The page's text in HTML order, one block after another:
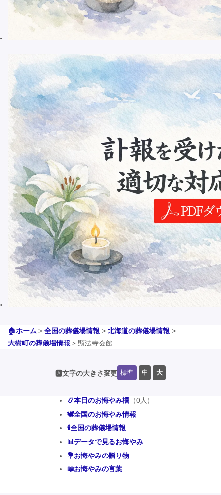
🏠ホーム > 全国の葬儀場情報 > 北海道の葬儀場情報 >
大樹町の葬儀場情報 > 顕法寺会館
🅰️文字の大きさ変更 標準 中 大
📿本日のお悔やみ欄 （0人）
🕊️全国のお悔やみ情報
🕯️全国の葬儀場情報
📊データで見るお悔やみ
💐お悔やみの贈り物
📖お悔やみの言葉